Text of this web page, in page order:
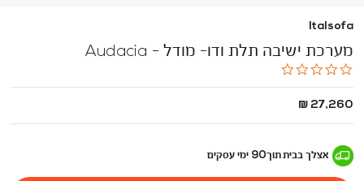
Italsofa
מערכת ישיבה תלת ודו- מודל - Audacia
החל
27,260 ₪
אצלך בביתתוך90 ימי עסקים